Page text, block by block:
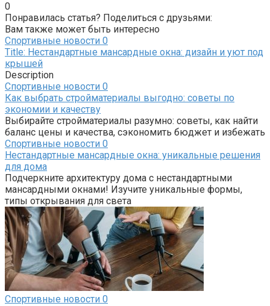
0
Понравилась статья? Поделиться с друзьями:
Вам также может быть интересно
Спортивные новости 0
Title: Нестандартные мансардные окна: дизайн и уют под
крышей
Description
Спортивные новости 0
Как выбрать стройматериалы выгодно: советы по
экономии и качеству
Выбирайте стройматериалы разумно: советы, как найти
баланс цены и качества, сэкономить бюджет и избежать
Спортивные новости 0
Нестандартные мансардные окна: уникальные решения
для дома
Подчеркните архитектуру дома с нестандартными
мансардными окнами! Изучите уникальные формы,
типы открывания для света
Спортивные новости 0